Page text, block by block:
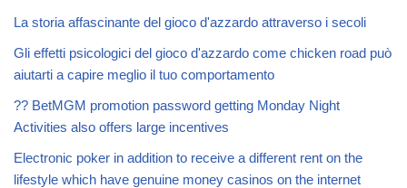
La storia affascinante del gioco d'azzardo attraverso i secoli
Gli effetti psicologici del gioco d'azzardo come chicken road può
aiutarti a capire meglio il tuo comportamento
?? BetMGM promotion password getting Monday Night
Activities also offers large incentives
Electronic poker in addition to receive a different rent on the
lifestyle which have genuine money casinos on the internet